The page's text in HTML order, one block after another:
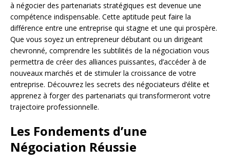
à négocier des partenariats stratégiques est devenue une
compétence indispensable. Cette aptitude peut faire la
différence entre une entreprise qui stagne et une qui prospère.
Que vous soyez un entrepreneur débutant ou un dirigeant
chevronné, comprendre les subtilités de la négociation vous
permettra de créer des alliances puissantes, d’accéder à de
nouveaux marchés et de stimuler la croissance de votre
entreprise. Découvrez les secrets des négociateurs d’élite et
apprenez à forger des partenariats qui transformeront votre
trajectoire professionnelle.
Les Fondements d’une
Négociation Réussie